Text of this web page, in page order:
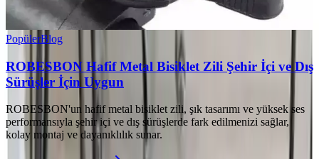
PopülerBlog
ROBESBON Hafif Metal Bisiklet Zili Şehir İçi ve Dış
Sürüşler İçin Uygun
ROBESBON'un hafif metal bisiklet zili, şık tasarımı ve yüksek ses
performansıyla şehir içi ve dış sürüşlerde fark edilmenizi sağlar,
kolay montaj ve dayanıklılık sunar.